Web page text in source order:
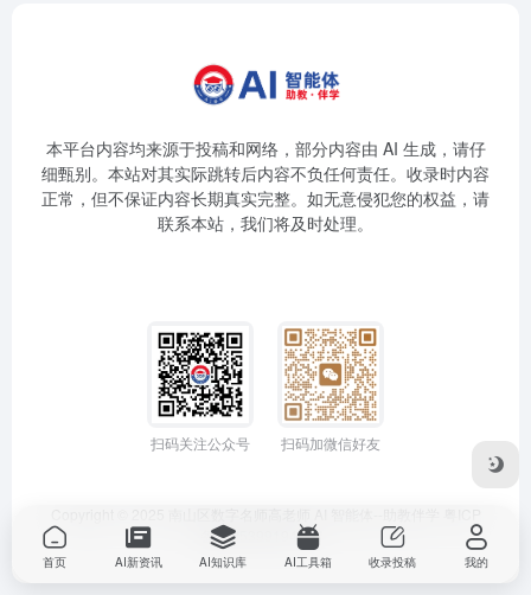
本平台内容均来源于投稿和网络，部分内容由 AI 生成，请仔
细甄别。本站对其实际跳转后内容不负任何责任。收录时内容
正常，但不保证内容长期真实完整。如无意侵犯您的权益，请
联系本站，我们将及时处理。
扫码关注公众号 扫码加微信好友
备2025399194号-1
首页 AI新资讯 AI知识库 AI工具箱 收录投稿 我的